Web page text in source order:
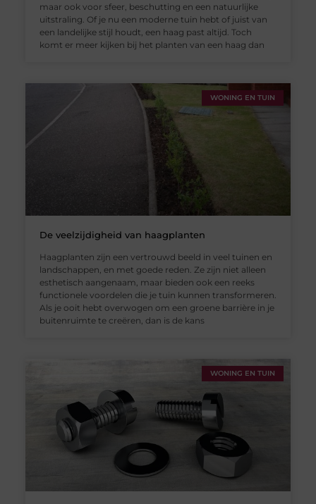
maar ook voor sfeer, beschutting en een natuurlijke
uitstraling. Of je nu een moderne tuin hebt of juist van
een landelijke stijl houdt, een haag past altijd. Toch
komt er meer kijken bij het planten van een haag dan
WONING EN TUIN
De veelzijdigheid van haagplanten
Haagplanten zijn een vertrouwd beeld in veel tuinen en
landschappen, en met goede reden. Ze zijn niet alleen
esthetisch aangenaam, maar bieden ook een reeks
functionele voordelen die je tuin kunnen transformeren.
Als je ooit hebt overwogen om een groene barrière in je
buitenruimte te creëren, dan is de kans
WONING EN TUIN